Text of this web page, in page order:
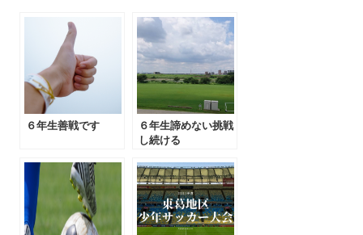
６年生善戦です
６年生諦めない挑戦
し続ける